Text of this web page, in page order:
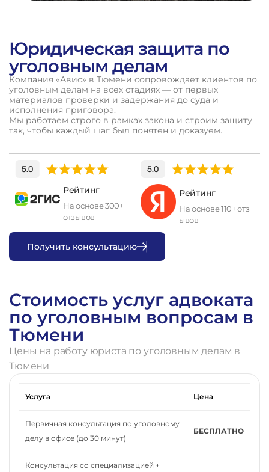
Юридическая защита по
уголовным делам
Компания «Авис» в Тюмени сопровождает клиентов по
уголовным делам на всех стадиях — от первых
материалов проверки и задержания до суда и
исполнения приговора.
Мы работаем строго в рамках закона и строим защиту
так, чтобы каждый шаг был понятен и доказуем.
Рейтинг
На основе 300+
отзывов
Рейтинг
На основе 110+ отз
ывов
Получить консультацию
Стоимость услуг адвоката
по уголовным вопросам в
Тюмени
Цены на работу юриста по уголовным делам в
Тюмени
Услуга Цена
Первичная консультация по уголовному
делу в офисе (до 30 минут)
БЕСПЛАТНО
Консультация со специализацией +